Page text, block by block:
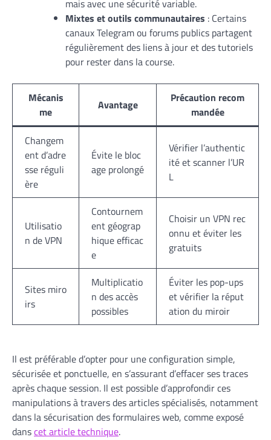
mais avec une sécurité variable.
Mixtes et outils communautaires : Certains
canaux Telegram ou forums publics partagent
régulièrement des liens à jour et des tutoriels
pour rester dans la course.
Mécanis
me
Avantage
Précaution recom
mandée
Changem
ent d’adre
sse réguli
ère
Évite le bloc
age prolongé
Vérifier l’authentic
ité et scanner l’UR
L
Utilisatio
n de VPN
Contournem
ent géograp
hique efficac
e
Choisir un VPN rec
onnu et éviter les
gratuits
Sites miro
irs
Multiplicatio
n des accès
possibles
Éviter les pop-ups
et vérifier la réput
ation du miroir
Il est préférable d’opter pour une configuration simple,
sécurisée et ponctuelle, en s’assurant d’effacer ses traces
après chaque session. Il est possible d’approfondir ces
manipulations à travers des articles spécialisés, notamment
dans la sécurisation des formulaires web, comme exposé
danscet article technique.